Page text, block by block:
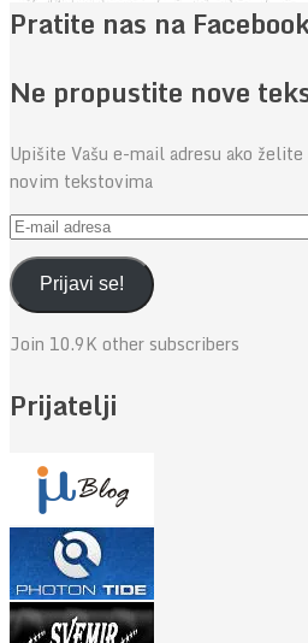
Pratite nas na
Ne propustite nove
Upišite Vašu e-mail adresu ako
novim tekstovima
E-
mail
adresaPrijavi se!
Join 10.9K other subscribers
Prijatelji